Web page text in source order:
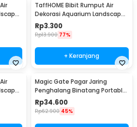
-
TaffHOME Bibit Rumput Air
Dekorasi Aquarium Landscape
Ornament 10g Small Fescue -
H0027
Rp3.300
Rp13.900 77%
+ Keranjang
-
Magic Gate Pagar Jaring
Penghalang Binatang Portable
Pet Mesh Fence - TV1
Rp34.600
Rp62.900 45%